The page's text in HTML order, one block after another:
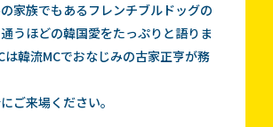
家族でもあるフレンチブルドッグの
うほどの韓国愛をたっぷりと語りま
は韓流MCでおなじみの古家正亨が務
ご来場ください。